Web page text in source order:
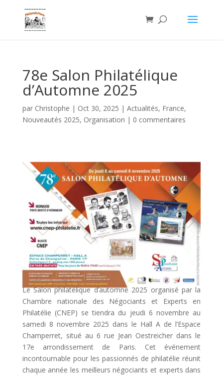
78e Salon Philatélique
d’Automne 2025
par Christophe | Oct 30, 2025 | Actualités, France,
Nouveautés 2025, Organisation | 0 commentaires
Le Salon philatélique d’automne 2025 organisé par la
Chambre nationale des Négociants et Experts en
Philatélie (CNEP) se tiendra du jeudi 6 novembre au
samedi 8 novembre 2025 dans le Hall A de l’Espace
Champerret, situé au 6 rue Jean Oestreicher dans le
17e arrondissement de Paris. Cet événement
incontournable pour les passionnés de philatélie réunit
chaque année les meilleurs négociants et experts dans